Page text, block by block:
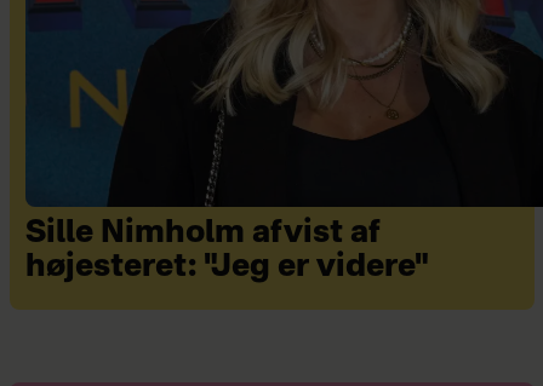
Sille Nimholm afvist af
højesteret: "Jeg er videre"